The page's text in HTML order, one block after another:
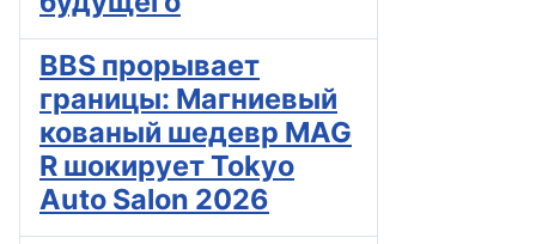
BBS прорывает
границы: Магниевый
кованый шедевр MAG
R шокирует Tokyo
Auto Salon 2026